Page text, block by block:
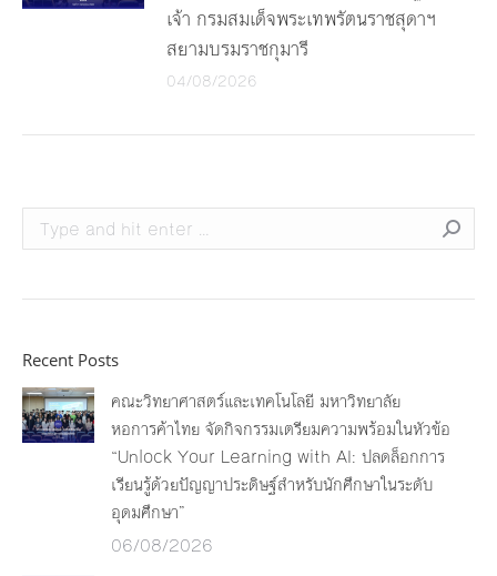
เจ้า กรมสมเด็จพระเทพรัตนราชสุดาฯ
สยามบรมราชกุมารี
04/08/2026
Search:
Recent Posts
คณะวิทยาศาสตร์และเทคโนโลยี มหาวิทยาลัย
หอการค้าไทย จัดกิจกรรมเตรียมความพร้อมในหัวข้อ
“Unlock Your Learning with AI: ปลดล็อกการ
เรียนรู้ด้วยปัญญาประดิษฐ์สำหรับนักศึกษาในระดับ
อุดมศึกษา”
06/08/2026